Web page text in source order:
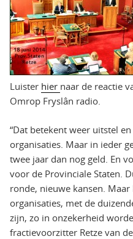
Luister hier naar de reactie
Omrop Fryslân radio.
“Dat betekent weer uitstel
organisaties. Maar in ieder
twee jaar dan nog geld. En
voor de Provinciale Staten.
ronde, nieuwe kansen.
organisaties, met de
zijn, zo in onzekerheid
fractievoorzitter Retze van